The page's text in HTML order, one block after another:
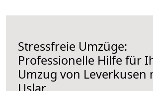
Stressfreie Umzüge:
Professionelle Hilfe für
Umzug von Leverkusen